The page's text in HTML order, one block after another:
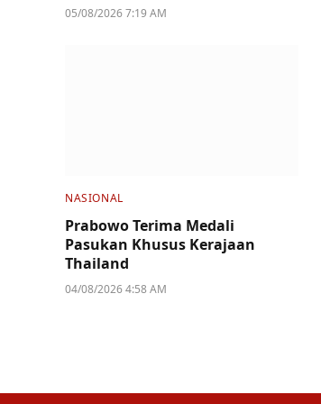
05/08/2026 7:19 AM
NASIONAL
Prabowo Terima Medali
Pasukan Khusus Kerajaan
Thailand
04/08/2026 4:58 AM